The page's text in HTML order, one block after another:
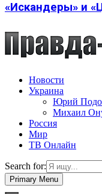
«Искандеры» и
Новости
Украина
Юрий
Михаил
Россия
Мир
ТВ Онлайн
Search for:
Primary Menu